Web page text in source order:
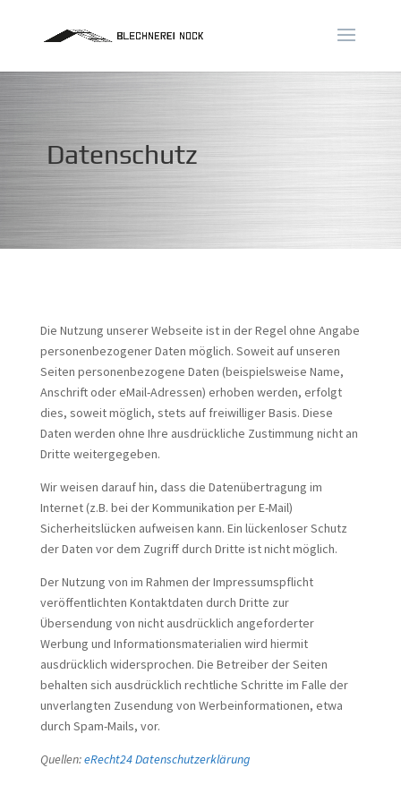
Datenschutz
Die Nutzung unserer Webseite ist in der Regel ohne Angabe
personenbezogener Daten möglich. Soweit auf unseren
Seiten personenbezogene Daten (beispielsweise Name,
Anschrift oder eMail-Adressen) erhoben werden, erfolgt
dies, soweit möglich, stets auf freiwilliger Basis. Diese
Daten werden ohne Ihre ausdrückliche Zustimmung nicht an
Dritte weitergegeben.
Wir weisen darauf hin, dass die Datenübertragung im
Internet (z.B. bei der Kommunikation per E-Mail)
Sicherheitslücken aufweisen kann. Ein lückenloser Schutz
der Daten vor dem Zugriff durch Dritte ist nicht möglich.
Der Nutzung von im Rahmen der Impressumspflicht
veröffentlichten Kontaktdaten durch Dritte zur
Übersendung von nicht ausdrücklich angeforderter
Werbung und Informationsmaterialien wird hiermit
ausdrücklich widersprochen. Die Betreiber der Seiten
behalten sich ausdrücklich rechtliche Schritte im Falle der
unverlangten Zusendung von Werbeinformationen, etwa
durch Spam-Mails, vor.
Quellen:eRecht24 Datenschutzerklärung